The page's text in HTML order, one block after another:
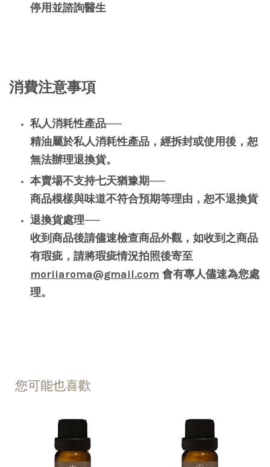
停用並諮詢醫生
消費注意事項
私人消耗性產品──
精油屬於私人消耗性產品，經拆封或使用後，恕
無法辦理退換貨。
本賣場不支持七天猶豫期──
商品模樣與味道不符合預期等理由，恕不退換貨
退換貨處理──
收到商品後請儘速檢查商品外觀，如收到之商品
有瑕疵，請將瑕疵情況拍照後寄至
moriiaroma@gmail.com 會有專人儘速為您處
理。
您可能也喜歡